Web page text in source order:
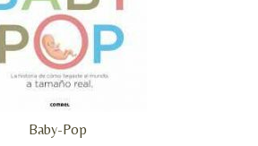
Baby-Pop